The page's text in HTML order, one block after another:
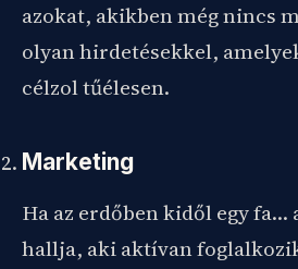
azokat, akikben még nincs
olyan hirdetésekkel,
célzol tűélesen.
Marketing
Ha az erdőben kidől egy
hallja, aki aktívan